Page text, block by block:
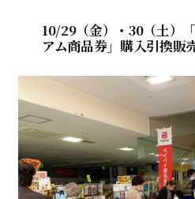
10/29（金）・30（土）
アム商品券」購入引換販